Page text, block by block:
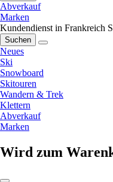
Abverkauf
Marken
Kundendienst in Frankreich
Suchen
Neues
Ski
Snowboard
Skitouren
Wandern & Trek
Klettern
Abverkauf
Marken
Wird zum